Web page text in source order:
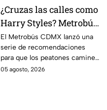
¿Cruzas las calles como
Harry Styles? Metrobús
lanza
recomendaciones de
seguridad para
peatones en CDMX
El Metrobús CDMX lanzó una
serie de recomendaciones
para que los peatones caminen
y crucen las calles con
05 agosto, 2026